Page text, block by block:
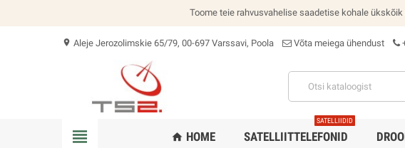
Toome teie rahvusvahelise saadetise kohale
location_on Aleje Jerozolimskie 65/79, 00-697 Varssavi, Poola Võta meiega ühendust
view_headline home HOME SATELLIITTELEFONID
SATELLIIDID